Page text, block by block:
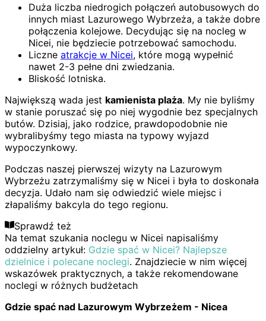
Duża liczba niedrogich połączeń autobusowych do
innych miast Lazurowego Wybrzeża, a także dobre
połączenia kolejowe. Decydując się na nocleg w
Nicei, nie będziecie potrzebować samochodu.
Liczne atrakcje w Nicei, które mogą wypełnić
nawet 2-3 pełne dni zwiedzania.
Bliskość lotniska.
Największą wada jest kamienista plaża. My nie byliśmy
w stanie poruszać się po niej wygodnie bez specjalnych
butów. Dzisiaj, jako rodzice, prawdopodobnie nie
wybralibyśmy tego miasta na typowy wyjazd
wypoczynkowy.
Podczas naszej pierwszej wizyty na Lazurowym
Wybrzeżu zatrzymaliśmy się w Nicei i była to doskonała
decyzja. Udało nam się odwiedzić wiele miejsc i
złapaliśmy bakcyla do tego regionu.
Sprawdź też
Na temat szukania noclegu w Nicei napisaliśmy
oddzielny artykuł: Gdzie spać w Nicei? Najlepsze
dzielnice i polecane noclegi. Znajdziecie w nim więcej
wskazówek praktycznych, a także rekomendowane
noclegi w różnych budżetach
Gdzie spać nad Lazurowym Wybrzeżem - Nicea